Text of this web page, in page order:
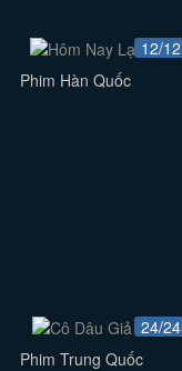
12/12
Phim Hàn Quốc
24/24
Phim Trung Quốc